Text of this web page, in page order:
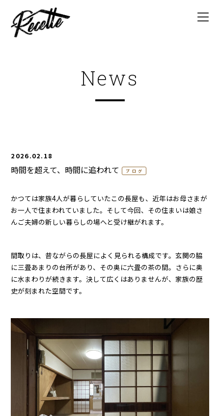
News
2026.02.18
時間を超えて、時間に追われて ブログ
かつては家族4人が暮らしていたこの長屋も、近年はお母さまが
お一人で住まわれていました。そして今回、その住まいは娘さ
んご夫婦の新しい暮らしの場へと受け継がれます。
間取りは、昔ながらの長屋によく見られる構成です。玄関の脇
に三畳あまりの台所があり、その奥に六畳の茶の間。さらに奥
に水まわりが続きます。決して広くはありませんが、家族の歴
史が刻まれた空間です。